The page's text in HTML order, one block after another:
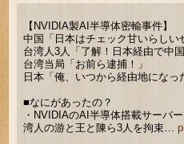
【NVIDIA製AI半導体密輸事件】
中国「日本はチェック甘いらしい
台湾人3人「了解！日本経由で中国
台湾当局「お前ら逮捕！」
日本「俺、いつから経由地になっ
■なにがあったの？
・NVIDIAのAI半導体搭載サーバ
湾人の游と王と陳ら3人を拘束…